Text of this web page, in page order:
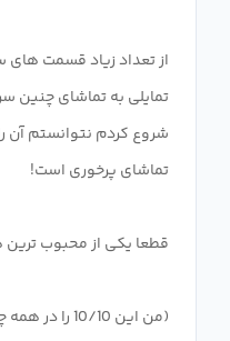
از تعداد زیاد قسمت
تمایلی به تماشای چنین
شروع کردم نتوانستم آن
(من این 10/10